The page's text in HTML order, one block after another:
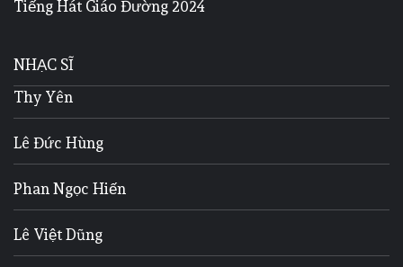
Tiếng Hát Giáo Đường 2024
NHẠC SĨ
Thy Yên
Lê Đức Hùng
Phan Ngọc Hiến
Lê Việt Dũng